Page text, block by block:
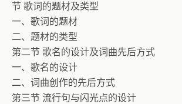
节 歌词的题材及类型
一、歌词的题材
二、题材的类型
第二节 歌名的设计及词曲先后方式
一、歌名的设计
二、词曲创作的先后方式
第三节 流行句与闪光点的设计